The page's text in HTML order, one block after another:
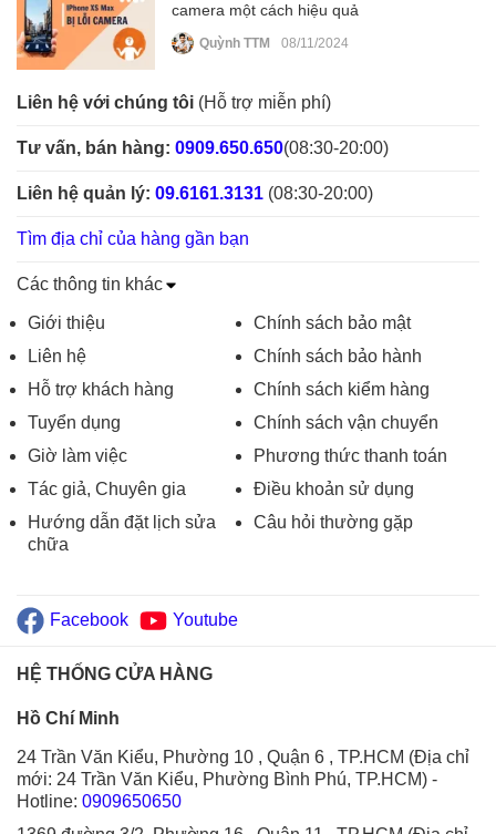
camera một cách hiệu quả
Quỳnh TTM 08/11/2024
Liên hệ với chúng tôi (Hỗ trợ miễn phí)
Tư vấn, bán hàng: 0909.650.650(08:30-20:00)
Liên hệ quản lý: 09.6161.3131 (08:30-20:00)
Tìm địa chỉ của hàng gần bạn
Các thông tin khác
Giới thiệu
Liên hệ
Hỗ trợ khách hàng
Tuyển dụng
Giờ làm việc
Tác giả, Chuyên gia
Hướng dẫn đặt lịch sửa
chữa
Chính sách bảo mật
Chính sách bảo hành
Chính sách kiểm hàng
Chính sách vận chuyển
Phương thức thanh toán
Điều khoản sử dụng
Câu hỏi thường gặp
Facebook Youtube
HỆ THỐNG CỬA HÀNG
Hồ Chí Minh
24 Trần Văn Kiểu, Phường 10 , Quận 6 , TP.HCM (Địa chỉ
mới: 24 Trần Văn Kiểu, Phường Bình Phú, TP.HCM) -
Hotline: 0909650650